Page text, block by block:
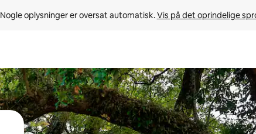
Nogle oplysninger er oversat automatisk. Vis på det oprindelige